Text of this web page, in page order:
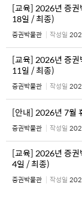
[교육] 2026년 증권
18일 / 최종)
증권박물관 작성일
[교육] 2026년 증권
11일 / 최종)
증권박물관 작성일
[안내] 2026년 7월
증권박물관 작성일
[교육] 2026년 증권
4일 / 최종)
증권박물관 작성일